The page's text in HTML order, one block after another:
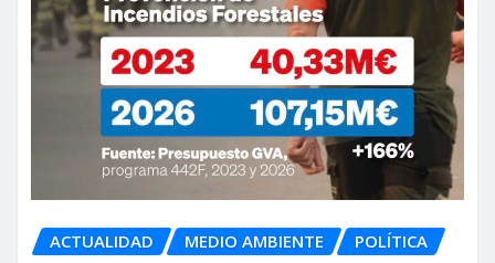
ACTUALIDAD MEDIO AMBIENTE POLÍTICA